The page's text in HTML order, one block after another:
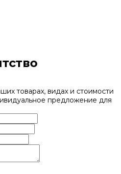
товарах, видах и стоимости
предложение для